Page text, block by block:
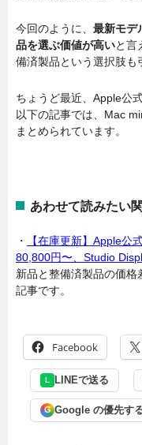
今回のように、 最新モデ
品を選ぶ価値が高いと言
備済製品という選択肢も
ちょうど最近、Apple公
以下の記事では、Mac
まとめられています。
あわせて読みたい
・
【在庫更新】Apple公
80,800円〜、Studio
新品と整備済製品の価
記事です。
Facebook
L LINEで送る
G Google の優先す